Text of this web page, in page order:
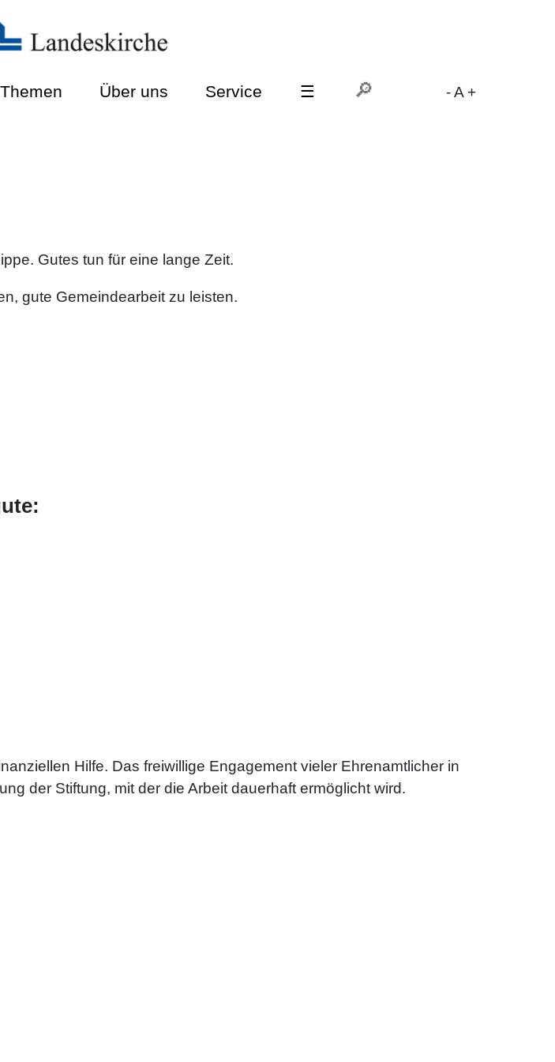
Themen Über uns Service ☰ -A +
Gutes tun für eine lange Zeit.
gute Gemeindearbeit zu leisten.
Hilfe. Das freiwillige Engagement vieler Ehrenamtlicher in
der Stiftung, mit der die Arbeit dauerhaft ermöglicht wird.